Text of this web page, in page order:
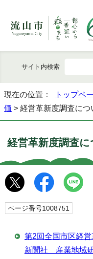
サイト内検索
現在の位置： トップペ
価 > 経営革新度調査につ
経営革新度調査に
ページ番号1008751
第2回全国市区経
新聞社 産業地域